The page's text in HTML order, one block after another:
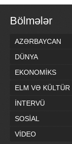
Bölmələr
AZƏRBAYCAN
DÜNYA
EKONOMİKS
ELM VƏ KÜLTÜR
İNTERVÜ
SOSİAL
VİDEO